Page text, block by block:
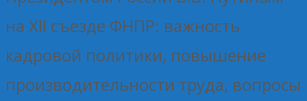
на XII съезде ФНПР: важность
кадровой политики, повышение
производительности труда, вопросы